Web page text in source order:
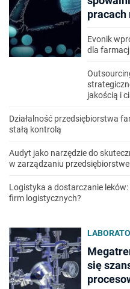
pracach
Evonik
dla
jakością i
Działalność przedsiębiorstwa
stałą kontrolą
Audyt jako narzędzie do
w zarządzaniu
Logistyka a dostarczanie
firm logistycznych?
się